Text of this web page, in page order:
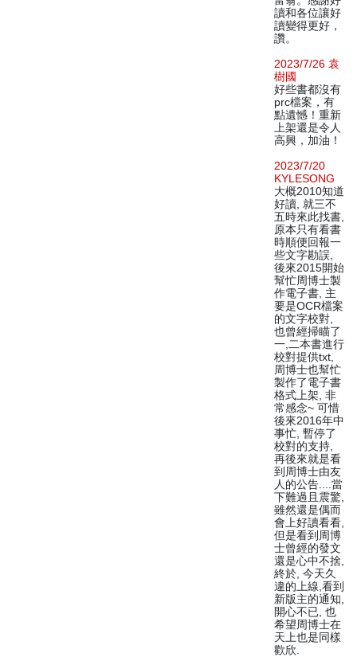
讀和各位讓好
讀變得更好，
讚。
2023/7/26 袁
樹國
好些書都沒有
prc檔案，有
點遺憾！重新
上架還是令人
高興，加油！
2023/7/20
KYLESONG
大概2010知道
好讀, 就三不
五時來此找書,
原本只有看書
時順便回報一
些文字勘誤,
後來2015開始
幫忙周博士製
作電子書, 主
要是OCR檔案
的文字校對,
也曾經掃瞄了
一,二本書進行
校對提供txt,
周博士也幫忙
製作了電子書
格式上架, 非
常感念~ 可惜
後來2016年中
事忙, 暫停了
校對的支持,
再後來就是看
到周博士由友
人的公告....當
下難過且震驚,
雖然還是偶而
會上好讀看看,
但是看到周博
士曾經的發文
還是心中不捨,
終於, 今天久
違的上線,看到
新版主的通知,
開心不已, 也
希望周博士在
天上也是同樣
歡欣.